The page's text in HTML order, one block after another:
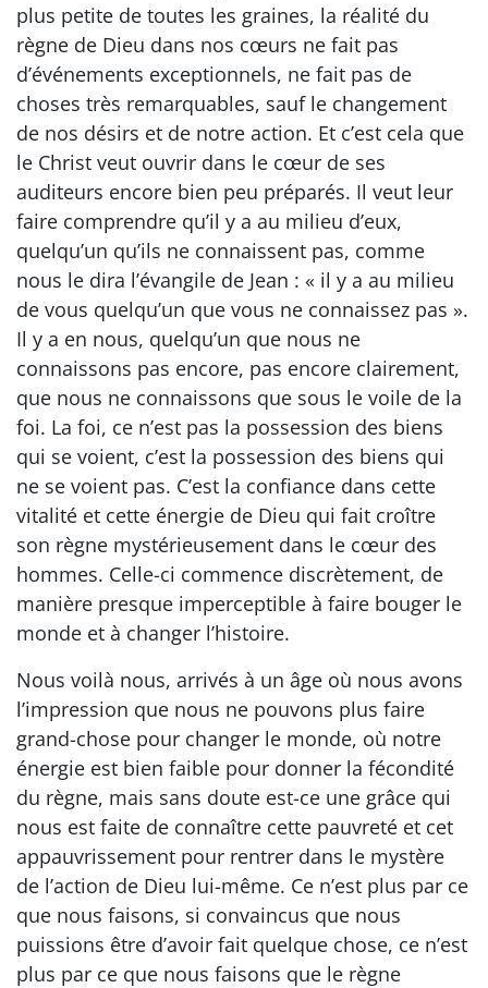
plus petite de toutes les graines, la réalité du
règne de Dieu dans nos cœurs ne fait pas
d’événements exceptionnels, ne fait pas de
choses très remarquables, sauf le changement
de nos désirs et de notre action. Et c’est cela que
le Christ veut ouvrir dans le cœur de ses
auditeurs encore bien peu préparés. Il veut leur
faire comprendre qu’il y a au milieu d’eux,
quelqu’un qu’ils ne connaissent pas, comme
nous le dira l’évangile de Jean : « il y a au milieu
de vous quelqu’un que vous ne connaissez pas ».
Il y a en nous, quelqu’un que nous ne
connaissons pas encore, pas encore clairement,
que nous ne connaissons que sous le voile de la
foi. La foi, ce n’est pas la possession des biens
qui se voient, c’est la possession des biens qui
ne se voient pas. C’est la confiance dans cette
vitalité et cette énergie de Dieu qui fait croître
son règne mystérieusement dans le cœur des
hommes. Celle-ci commence discrètement, de
manière presque imperceptible à faire bouger le
monde et à changer l’histoire.
Nous voilà nous, arrivés à un âge où nous avons
l’impression que nous ne pouvons plus faire
grand-chose pour changer le monde, où notre
énergie est bien faible pour donner la fécondité
du règne, mais sans doute est-ce une grâce qui
nous est faite de connaître cette pauvreté et cet
appauvrissement pour rentrer dans le mystère
de l’action de Dieu lui-même. Ce n’est plus par ce
que nous faisons, si convaincus que nous
puissions être d’avoir fait quelque chose, ce n’est
plus par ce que nous faisons que le règne